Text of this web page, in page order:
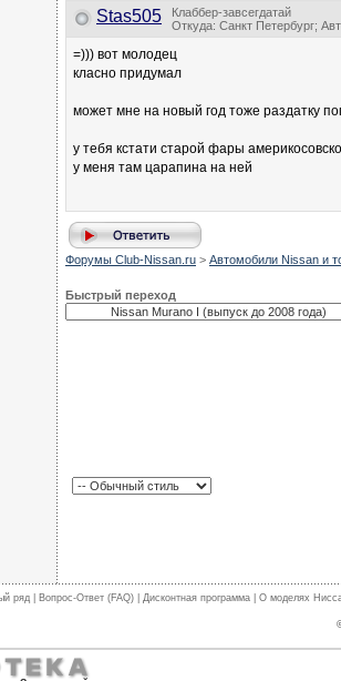
Stas505
Клаббер-завсегдатай
Откуда: Санкт Петербург;
=))) вот молодец
класно придумал
может мне на новый год тоже раздатку
у тебя кстати старой фары
у меня там царапина на ней
Форумы Club-Nissan.ru > Автомобили Nissan и
Быстрый переход
ряд Вопрос-Ответ (FAQ) Дисконтная программа О моделях